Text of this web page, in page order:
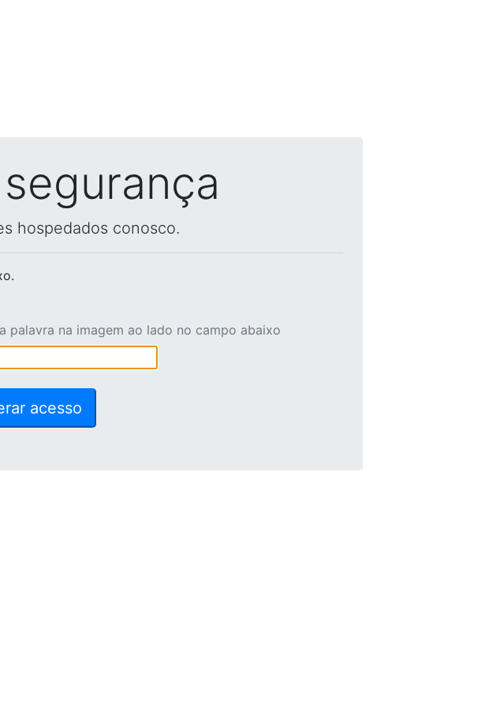
hospedados conosco.
palavra na imagem ao lado no campo abaixo